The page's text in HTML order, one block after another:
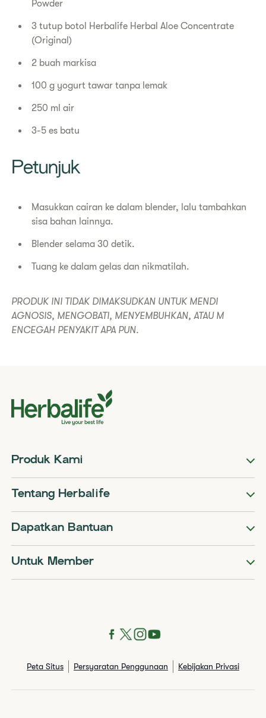
Powder
3 tutup botol Herbalife Herbal Aloe Concentrate
(Original)
2 buah markisa
100 g yogurt tawar tanpa lemak
250 ml air
3-5 es batu
Petunjuk
Masukkan cairan ke dalam blender, lalu tambahkan
sisa bahan lainnya.
Blender selama 30 detik.
Tuang ke dalam gelas dan nikmatilah.
PRODUK INI TIDAK DIMAKSUDKAN UNTUK MENDI
AGNOSIS, MENGOBATI, MENYEMBUHKAN, ATAU M
ENCEGAH PENYAKIT APA PUN.
Produk Kami
Tentang Herbalife
Dapatkan Bantuan
Untuk Member
Peta Situs Persyaratan Penggunaan Kebijakan Privasi